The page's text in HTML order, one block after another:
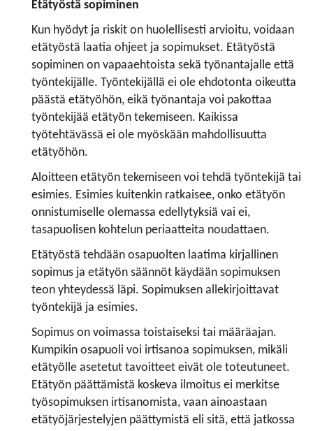
Etätyöstä sopiminen
Kun hyödyt ja riskit on huolellisesti arvioitu, voidaan
etätyöstä laatia ohjeet ja sopimukset. Etätyöstä
sopiminen on vapaaehtoista sekä työnantajalle että
työntekijälle. Työntekijällä ei ole ehdotonta oikeutta
päästä etätyöhön, eikä työnantaja voi pakottaa
työntekijää etätyön tekemiseen. Kaikissa
työtehtävässä ei ole myöskään mahdollisuutta
etätyöhön.
Aloitteen etätyön tekemiseen voi tehdä työntekijä tai
esimies. Esimies kuitenkin ratkaisee, onko etätyön
onnistumiselle olemassa edellytyksiä vai ei,
tasapuolisen kohtelun periaatteita noudattaen.
Etätyöstä tehdään osapuolten laatima kirjallinen
sopimus ja etätyön säännöt käydään sopimuksen
teon yhteydessä läpi. Sopimuksen allekirjoittavat
työntekijä ja esimies.
Sopimus on voimassa toistaiseksi tai määräajan.
Kumpikin osapuoli voi irtisanoa sopimuksen, mikäli
etätyölle asetetut tavoitteet eivät ole toteutuneet.
Etätyön päättämistä koskeva ilmoitus ei merkitse
työsopimuksen irtisanomista, vaan ainoastaan
etätyöjärjestelyjen päättymistä eli sitä, että jatkossa